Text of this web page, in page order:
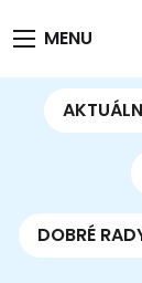
MENU
DOBRÉ